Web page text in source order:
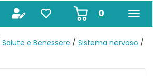
0prodotti
inseriti
Salute e Benessere / Sistema nervoso /